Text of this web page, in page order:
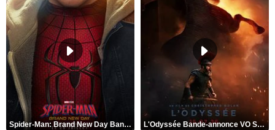
Spider-Man: Brand New Day Bande-annonce VO STFR L'Odyssée Bande-annonce VO STFR